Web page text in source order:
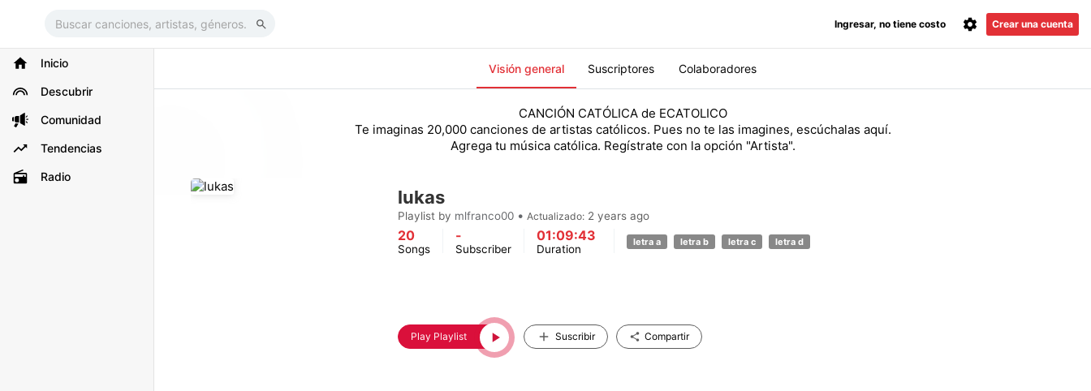
Crear una cuenta
Ingresar, no tiene costo
Inicio
Descubrir
Comunidad
Tendencias
Radio
Visión general Suscriptores Colaboradores
CANCIÓN CATÓLICA de ECATOLICO
Te imaginas 20,000 canciones de artistas católicos. Pues no te las imagines, escúchalas aquí.
Agrega tu música católica. Regístrate con la opción "Artista".
lukas
Playlist by mlfranco00 • Actualizado: 2 years ago
Play Playlist Suscribir Compartir
20
Songs
-
Subscriber
01:09:43
Duration
letra a letra b letra c letra d